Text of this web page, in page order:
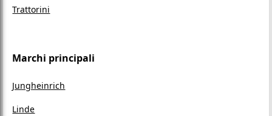
Trattorini
Marchi principali
Jungheinrich
Linde